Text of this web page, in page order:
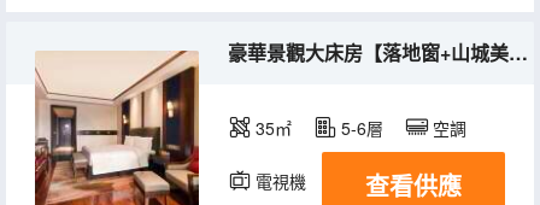
豪華景觀大床房【落地窗+山城美景】
35㎡ 5-6層 空調
電視機 冰箱
查看供應